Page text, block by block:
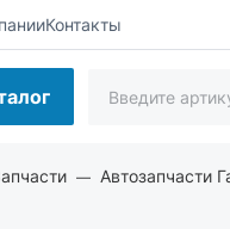
Контакты
Автозапчасти